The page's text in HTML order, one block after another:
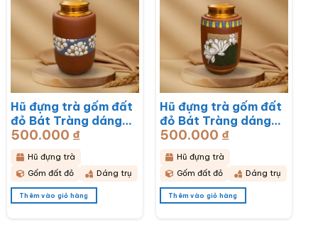
Hũ đựng trà gốm đất
đỏ Bát Tràng dáng
trụ hoạ tiết hoa mai
trắng BT-HĐT13
500.000 ₫
Hũ đựng trà
Gốm đất đỏ
Dáng trụ
Thêm vào giỏ hàng
Hũ đựng trà gốm đất
đỏ Bát Tràng dáng
trụ hoạ tiết hoa sen
BT-HĐT12
500.000 ₫
Hũ đựng trà
Gốm đất đỏ
Dáng trụ
Thêm vào giỏ hàng